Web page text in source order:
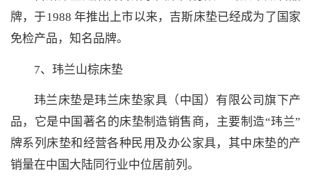
牌，于1988 年推出上市以来，吉斯床垫已经成为了国家
免检产品，知名品牌。
7、玮兰山棕床垫
玮兰床垫是玮兰床垫家具（中国）有限公司旗下产
品，它是中国著名的床垫制造销售商，主要制造“玮兰”
牌系列床垫和经营各种民用及办公家具，其中床垫的产
销量在中国大陆同行业中位居前列。